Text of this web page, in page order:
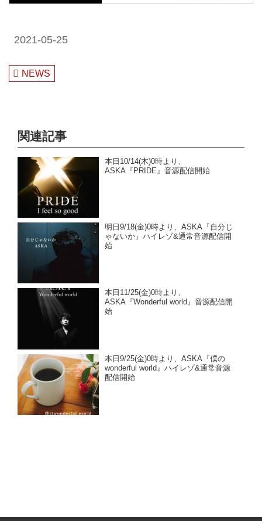
から
2021-05-25
NEWS
関連記事
本日10/14(木)0時より、
ASKA『PRIDE』音源配信開始
明日9/18(金)0時より、ASKA『自分じ
ゃないか』ハイレゾ&通常音源配信開
始
本日11/25(金)0時より、
ASKA『Wonderful world』音源配信開
始
本日9/25(金)0時より、ASKA『僕の
wonderful world』ハイレゾ&通常音源
配信開始